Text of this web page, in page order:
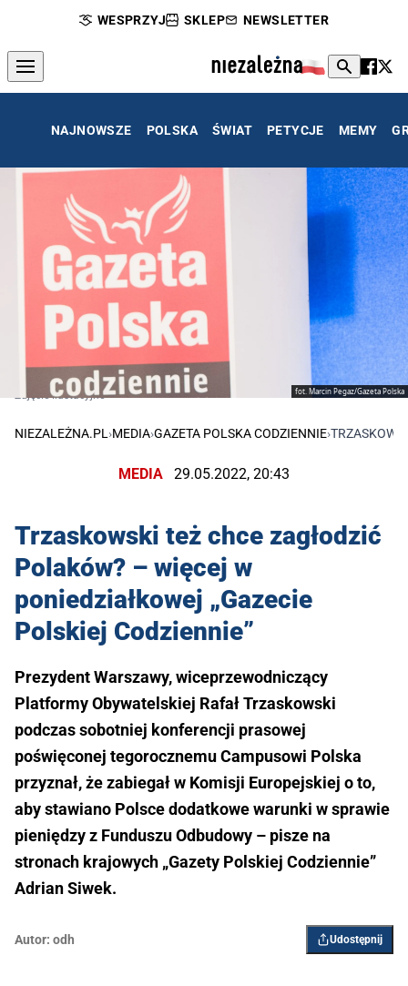
WESPRZYJ SKLEP NEWSLETTER
NAJNOWSZE POLSKA ŚWIAT PETYCJE MEMY
fot. Marcin Pegaz/Gazeta Polska
Zdjęcie ilustacyjne
NIEZALEŻNA.PL›MEDIA›GAZETA POLSKA CODZIENNIE›
MEDIA 29.05.2022, 20:43
Trzaskowski też chce zagłodzić
Polaków? – więcej w
poniedziałkowej „Gazecie
Polskiej Codziennie”
Prezydent Warszawy, wiceprzewodniczący
Platformy Obywatelskiej Rafał Trzaskowski
podczas sobotniej konferencji prasowej
poświęconej tegorocznemu Campusowi Polska
przyznał, że zabiegał w Komisji Europejskiej o to,
aby stawiano Polsce dodatkowe warunki w sprawie
pieniędzy z Funduszu Odbudowy – pisze na
stronach krajowych „Gazety Polskiej Codziennie”
Adrian Siwek.
Autor: odh Udostępnij